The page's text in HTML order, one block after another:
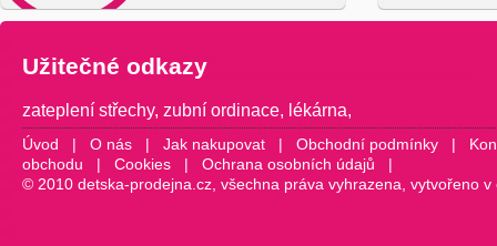
Užitečné odkazy
zateplení střechy, zubní ordinace, lékárna,
Úvod | O nás | Jak nakupovat | Obchodní podmínky |
obchodu | Cookies | Ochrana osobních údajů |
© 2010 detska-prodejna.cz, všechna práva vyhrazena, vytvořeno v